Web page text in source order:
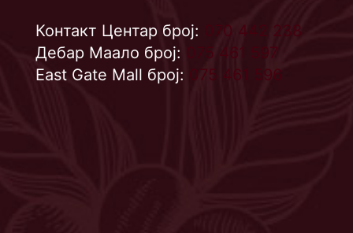
Контакт Центар број:
070 442 238
Дебар Маало број: 075 461 597
East Gate Mall број: 075 461 596